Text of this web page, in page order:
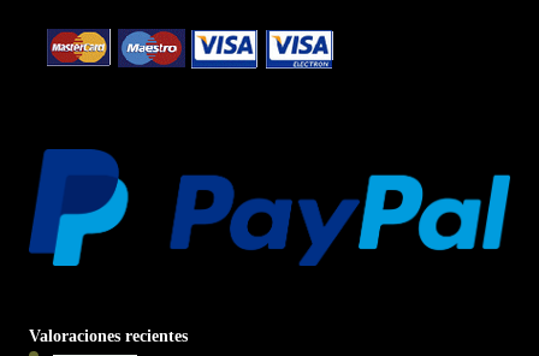
Valoraciones recientes